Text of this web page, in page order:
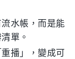
水帳，而是能
單。
重播」，變成可